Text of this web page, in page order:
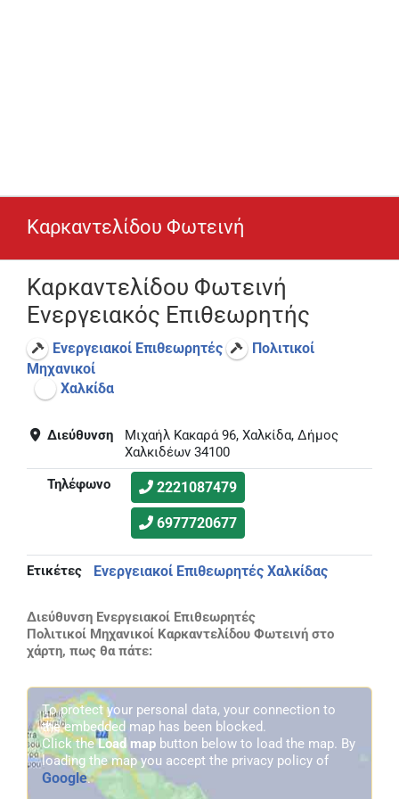
Καρκαντελίδου Φωτεινή
Καρκαντελίδου Φωτεινή
Ενεργειακός Επιθεωρητής
Ενεργειακοί Επιθεωρητές
Πολιτικοί
Μηχανικοί
Χαλκίδα
Διεύθυνση
Μιχαήλ Κακαρά 96, Χαλκίδα, Δήμος
Χαλκιδέων 34100
Τηλέφωνο
2221087479
6977720677
Ετικέτες Ενεργειακοί Επιθεωρητές Χαλκίδας
Διεύθυνση Ενεργειακοί Επιθεωρητές
Πολιτικοί Μηχανικοί Καρκαντελίδου Φωτεινή στο
χάρτη, πως θα πάτε:
To protect your personal data, your connection to
the embedded map has been blocked.
Click theLoad map button below to load the map. By
loading the map you accept the privacy policy of
Google.